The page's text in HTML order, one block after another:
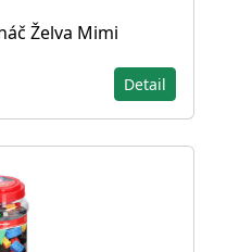
Želva Mimi
Detail